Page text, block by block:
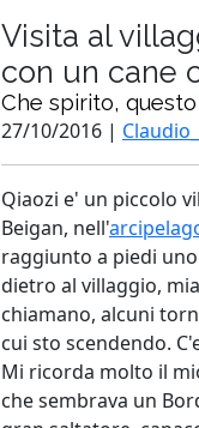
Visita al
con un cane
Che spirito,
27/10/2016 |
Qiaozi e' un piccolo
Beigan, nell'
raggiunto a piedi
dietro al villaggio,
chiamano, alcuni
cui sto scendendo.
Mi ricorda molto il
che sembrava un